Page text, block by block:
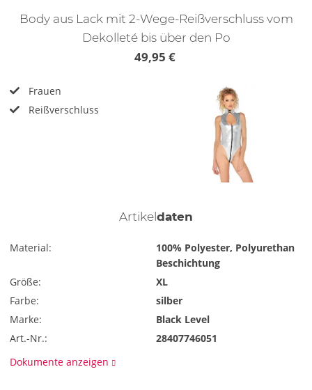
Body aus Lack mit 2-Wege-Reißverschluss vom
Dekolleté bis über den Po
49,95 €
Frauen
Reißverschluss
Artikeldaten
Material:
100% Polyester, Polyurethan
Beschichtung
Größe:
XL
Farbe:
silber
Marke:
Black Level
Art.-Nr.:
28407746051
Dokumente anzeigen